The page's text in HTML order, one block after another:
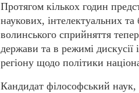
Протягом кількох годин
наукових, інтелектуальних
волинського сприйняття
держави та в режимі
регіону щодо політики
Кандидат філософський наук,